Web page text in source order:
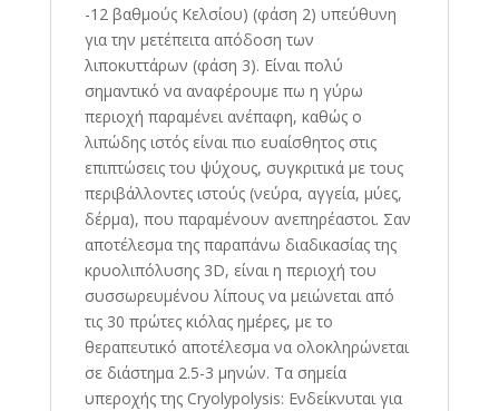
-12 βαθμούς Κελσίου) (φάση 2) υπεύθυνη
για την μετέπειτα απόδοση των
λιποκυττάρων (φάση 3). Είναι πολύ
σημαντικό να αναφέρουμε πω η γύρω
περιοχή παραμένει ανέπαφη, καθώς ο
λιπώδης ιστός είναι πιο ευαίσθητος στις
επιπτώσεις του ψύχους, συγκριτικά με τους
περιβάλλοντες ιστούς (νεύρα, αγγεία, μύες,
δέρμα), που παραμένουν ανεπηρέαστοι. Σαν
αποτέλεσμα της παραπάνω διαδικασίας της
κρυολιπόλυσης 3D, είναι η περιοχή του
συσσωρευμένου λίπους να μειώνεται από
τις 30 πρώτες κιόλας ημέρες, με το
θεραπευτικό αποτέλεσμα να ολοκληρώνεται
σε διάστημα 2.5-3 μηνών. Τα σημεία
υπεροχής της Cryolypolysis: Ενδείκνυται για